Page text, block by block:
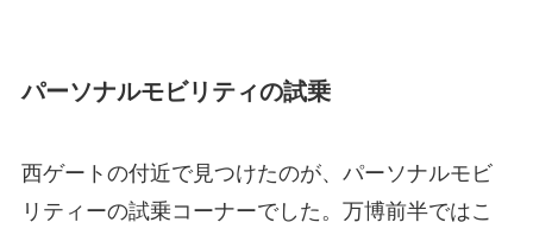
パーソナルモビリティの試乗
西ゲートの付近で見つけたのが、パーソナルモビ
リティーの試乗コーナーでした。万博前半ではこ